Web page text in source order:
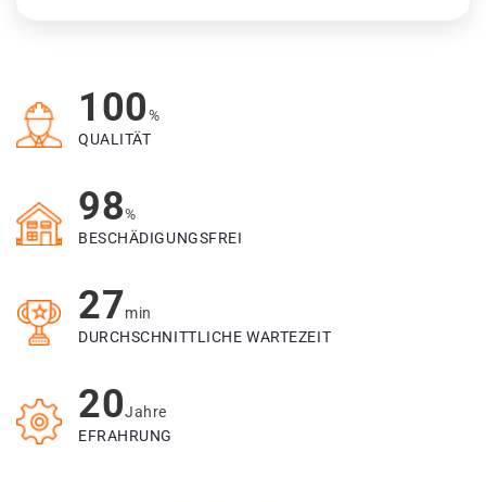
100%
QUALITÄT
98%
BESCHÄDIGUNGSFREI
27min
DURCHSCHNITTLICHE WARTEZEIT
20Jahre
EFRAHRUNG